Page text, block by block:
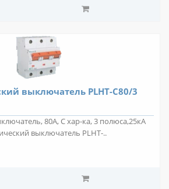
выключатель PLHT-C80/3
80А, С хар-ка, 3 полюса,25кА
выключатель PLHT-..